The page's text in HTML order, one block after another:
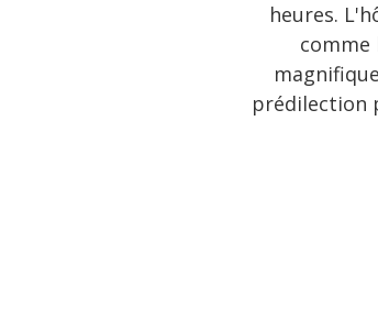
heures.
comme
prédilection